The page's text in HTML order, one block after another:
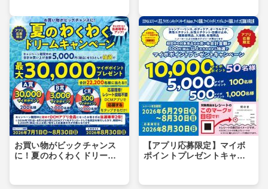
お買い物がビックチャンス
に！夏のわくわくドリーム
【アプリ応募限定】マイボ
ポイントプレゼントキャン